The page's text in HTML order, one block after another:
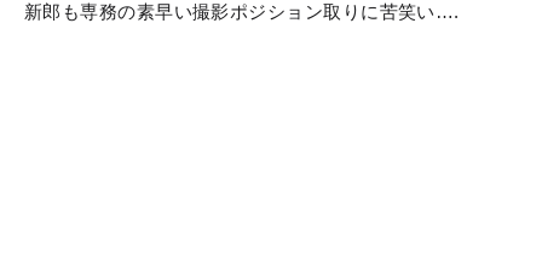
新郎も専務の素早い撮影ポジション取りに苦笑い….